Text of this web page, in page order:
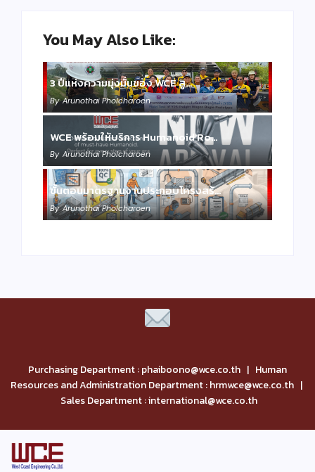
You May Also Like:
3 ปีแห่งความมุ่งมั่นของ WCE สู…
By Arunothai Pholcharoen
WCE พร้อมให้บริการ Humanoid Ro…
By Arunothai Pholcharoen
ขั้นตอนมาตรฐานงานประกอบโครงสร้…
By Arunothai Pholcharoen
Purchasing Department : phaiboono@wce.co.th | Human
Resources and Administration Department : hrmwce@wce.co.th |
Sales Department : international@wce.co.th